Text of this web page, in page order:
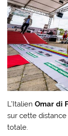
L’ItalienOmar di
sur cette
totale.